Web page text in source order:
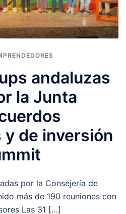
andaluzas
la Junta
de inversión
por la Consejería de
más de 190 reuniones con
Las 31 […]